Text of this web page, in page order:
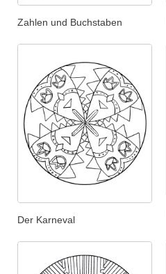
Zahlen und Buchstaben
Der Karneval